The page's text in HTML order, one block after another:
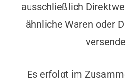
ausschließlich
ähnliche Waren oder
Es erfolgt im